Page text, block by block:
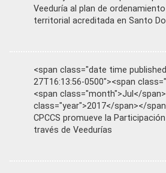
Veeduría al plan de
territorial acreditada en Santo
<span class="date time
27T16:13:56-0500"><span
<span class="month">Jul</
class="year">2017</span></
CPCCS promueve la
través de Veedurías